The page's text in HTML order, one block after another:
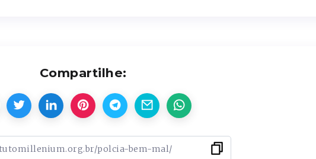
Compartilhe: